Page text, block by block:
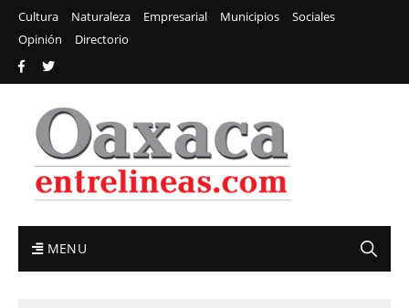
Cultura Naturaleza Empresarial Municipios
Sociales
Opinión
Directorio
MENU